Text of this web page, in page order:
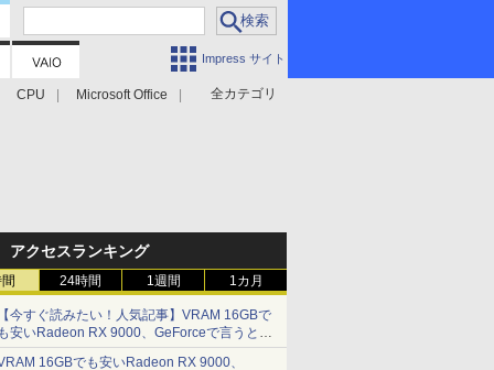
Impress サイト
全カテゴリ
CPU Microsoft Office
アクセスランキング
24時間 1週間 1カ月
今すぐ読みたい！人気記事】VRAM 16GBで
安いRadeon RX 9000、GeForceで言うとど
ぐらいの性能？ - PC Watch
16GBでも安いRadeon RX 9000、